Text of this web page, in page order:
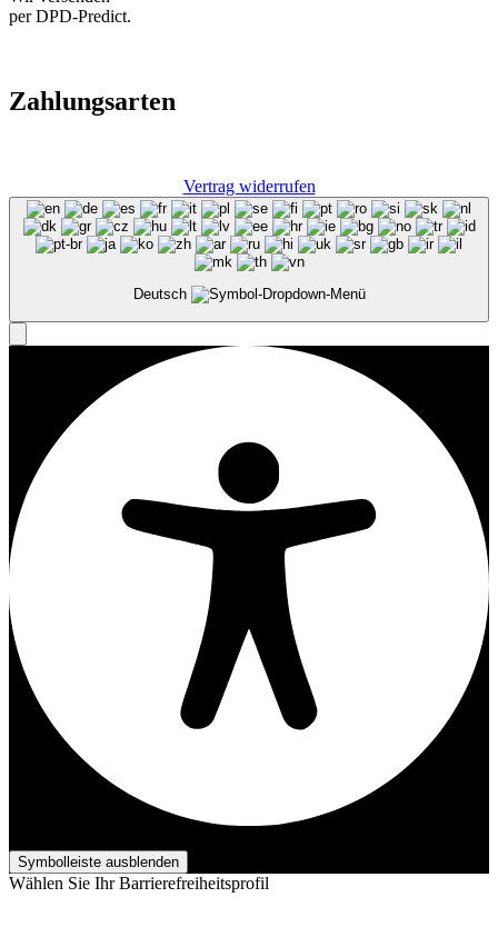
per DPD-Predict.
Zahlungsarten
Vertrag widerrufen
Deutsch
Symbolleiste ausblenden
Wählen Sie Ihr Barrierefreiheitsprofil